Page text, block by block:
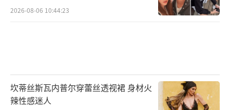
2）
2026-08-06 10:44:23
坎蒂丝斯瓦内普尔穿蕾丝透视裙 身材火
辣性感迷人